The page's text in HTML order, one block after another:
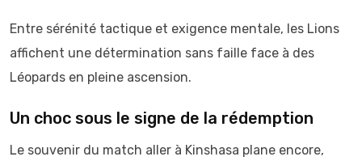
Entre sérénité tactique et exigence mentale, les Lions
affichent une détermination sans faille face à des
Léopards en pleine ascension.
Un choc sous le signe de la rédemption
Le souvenir du match aller à Kinshasa plane encore,